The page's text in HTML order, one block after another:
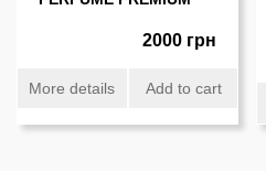
2000 грн
More details Add to cart